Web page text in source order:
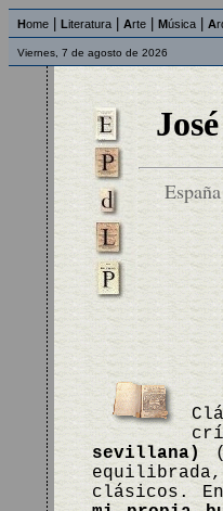
Home Literatura Arte Música A
Viernes, 7 de agosto de 2026
José
España
sevillana)
clásicos.